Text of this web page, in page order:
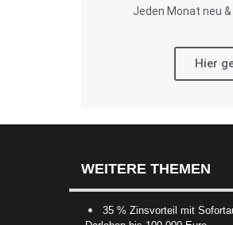
Jeden Monat neu
Hier
WEITERE THEMEN
35 % Zinsvorteil mit